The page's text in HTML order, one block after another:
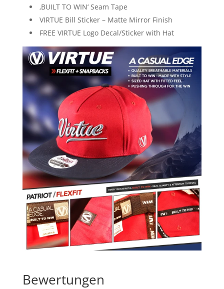
‚BUILT TO WIN‘ Seam Tape
VIRTUE Bill Sticker – Matte Mirror Finish
FREE VIRTUE Logo Decal/Sticker with Hat
Bewertungen